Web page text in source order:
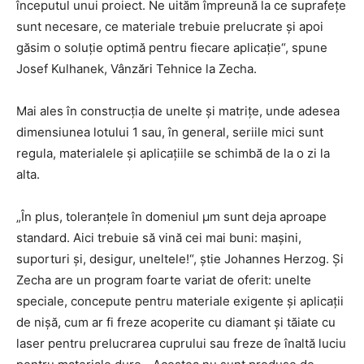
începutul unui proiect. Ne uităm împreună la ce suprafețe
sunt necesare, ce materiale trebuie prelucrate și apoi
găsim o soluție optimă pentru fiecare aplicație“, spune
Josef Kulhanek, Vânzări Tehnice la Zecha.
Mai ales în construcția de unelte și matrițe, unde adesea
dimensiunea lotului 1 sau, în general, seriile mici sunt
regula, materialele și aplicațiile se schimbă de la o zi la
alta.
„În plus, toleranțele în domeniul µm sunt deja aproape
standard. Aici trebuie să vină cei mai buni: mașini,
suporturi și, desigur, uneltele!“, știe Johannes Herzog. Și
Zecha are un program foarte variat de oferit: unelte
speciale, concepute pentru materiale exigente și aplicații
de nișă, cum ar fi freze acoperite cu diamant și tăiate cu
laser pentru prelucrarea cuprului sau freze de înaltă luciu